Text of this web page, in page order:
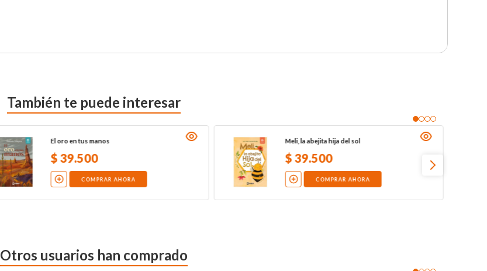
También te puede interesar
El oro en tus manos
$39.500
COMPRAR AHORA
Meli, la abejita hija del sol
$39.500
COMPRAR AHORA
Otros usuarios han comprado